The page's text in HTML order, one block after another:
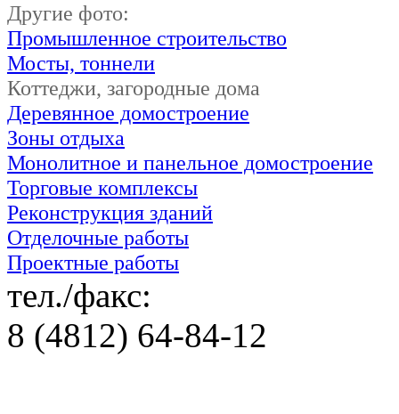
Другие фото:
Промышленное строительство
Мосты, тоннели
Коттеджи, загородные дома
Деревянное домостроение
Зоны отдыха
Монолитное и панельное домостроение
Торговые комплексы
Реконструкция зданий
Отделочные работы
Проектные работы
тел./факс:
8 (4812) 64-84-12